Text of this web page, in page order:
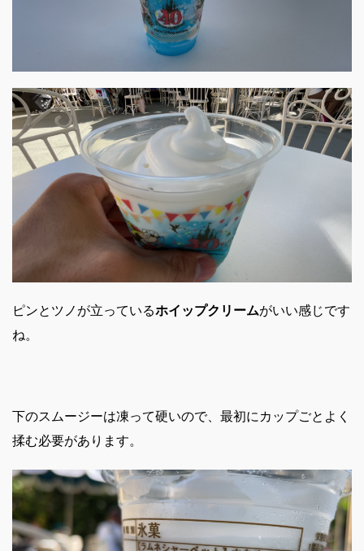
ピンとツノが立っているホイップクリームがいい感じです
ね。
下のスムージーは凍って硬いので、最初にカップごとよく
揉む必要があります。